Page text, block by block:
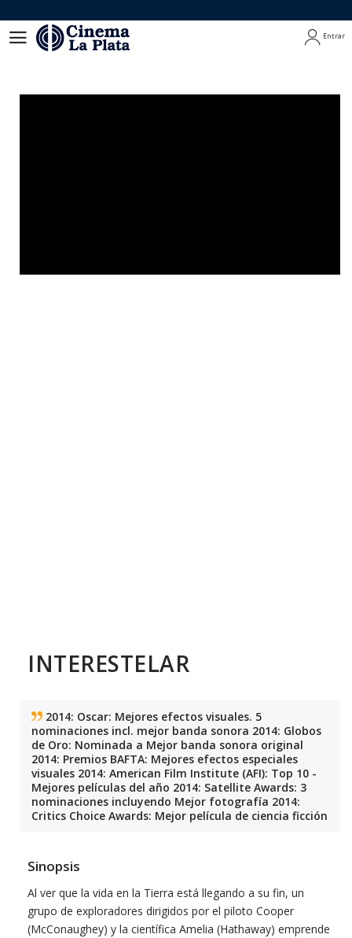
Entrar
INTERESTELAR
2014: Oscar: Mejores efectos visuales. 5
nominaciones incl. mejor banda sonora 2014: Globos
de Oro: Nominada a Mejor banda sonora original
2014: Premios BAFTA: Mejores efectos especiales
visuales 2014: American Film Institute (AFI): Top 10 -
Mejores películas del año 2014: Satellite Awards: 3
nominaciones incluyendo Mejor fotografía 2014:
Critics Choice Awards: Mejor película de ciencia ficción
Sinopsis
Al ver que la vida en la Tierra está llegando a su fin, un
grupo de exploradores dirigidos por el piloto Cooper
(McConaughey) y la científica Amelia (Hathaway) emprende